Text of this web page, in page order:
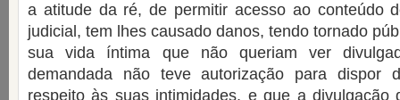
a atitude da ré, de permitir acesso ao conteúdo
judicial, tem lhes causado danos, tendo tornado
sua vida íntima que não queriam ver
demandada não teve autorização para dispor
respeito às suas intimidades, e que a divulgação